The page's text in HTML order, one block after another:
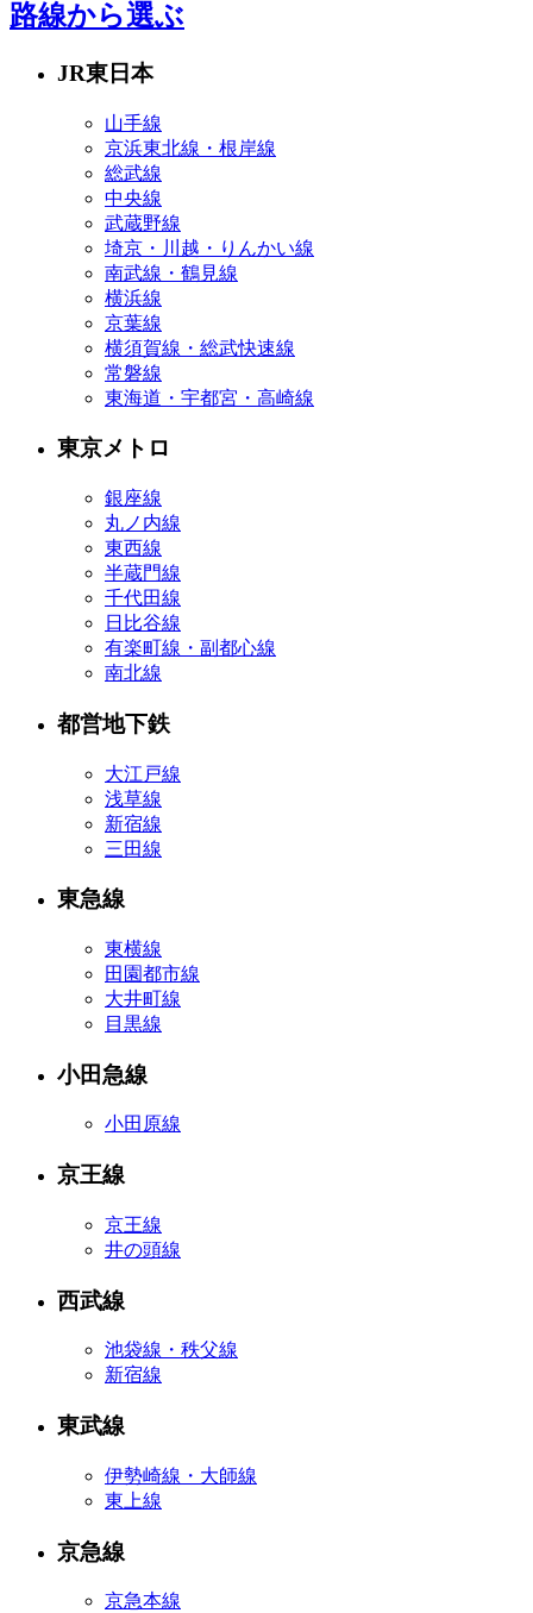
路線から選ぶ
JR東日本
山手線
京浜東北線・根岸線
総武線
中央線
武蔵野線
埼京・川越・りんかい線
南武線・鶴見線
横浜線
京葉線
横須賀線・総武快速線
常磐線
東海道・宇都宮・高崎線
東京メトロ
銀座線
丸ノ内線
東西線
半蔵門線
千代田線
日比谷線
有楽町線・副都心線
南北線
都営地下鉄
大江戸線
浅草線
新宿線
三田線
東急線
東横線
田園都市線
大井町線
目黒線
小田急線
小田原線
京王線
京王線
井の頭線
西武線
池袋線・秩父線
新宿線
東武線
伊勢崎線・大師線
東上線
京急線
京急本線